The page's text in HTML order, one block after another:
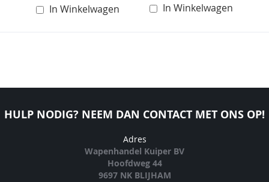
In Winkelwagen In Winkelwagen
HULP NODIG? NEEM DAN CONTACT MET ONS OP!
Adres
Wapenhandel Kuiper BV
Hoofdweg 44
9697 NK BLIJHAM